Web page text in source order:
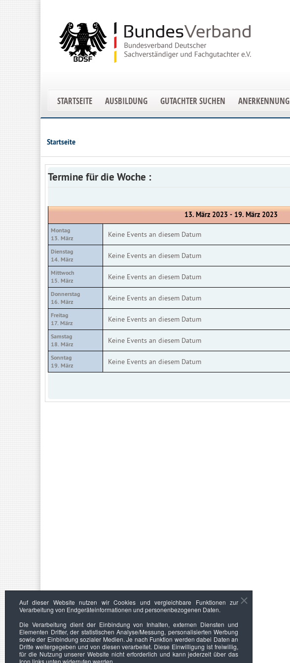
STARTSEITE AUSBILDUNG GUTACHTER SUCHEN ANERKENNUNG
Startseite
Termine für die Woche :
13. März 2023 - 19. März 2023
Montag
13. März
Keine Events an diesem Datum
Dienstag
14. März
Keine Events an diesem Datum
Mittwoch
15. März
Keine Events an diesem Datum
Donnerstag
16. März
Keine Events an diesem Datum
Freitag
17. März
Keine Events an diesem Datum
Samstag
18. März
Keine Events an diesem Datum
Sonntag
19. März
Keine Events an diesem Datum
Auf dieser Website nutzen wir Cookies und vergleichbare Funktionen zur
Verarbeitung von Endgeräteinformationen und personenbezogenen Daten.
Die Verarbeitung dient der Einbindung von Inhalten, externen Diensten und
Elementen Dritter, der statistischen Analyse/Messung, personalisierten Werbung
sowie der Einbindung sozialer Medien. Je nach Funktion werden dabei Daten an
Dritte weitergegeben und von diesen verarbeitet. Diese Einwilligung ist freiwillig,
für die Nutzung unserer Website nicht erforderlich und kann jederzeit über das
Icon links unten widerrufen werden.